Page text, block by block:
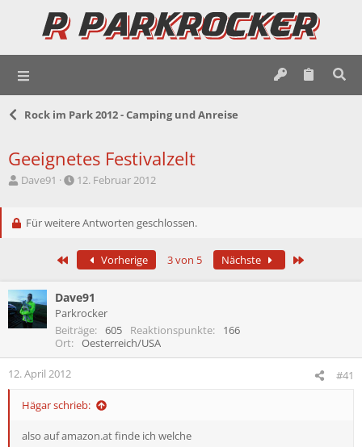
Rock im Park 2012 - Camping und Anreise
Geeignetes Festivalzelt
E
t
r
Dave91
E
t
l
l
a
m
12. Februar 2012
Für weitere Antworten geschlossen.
Erste Vorherige 3 von 5 Nächste
Dave91
Parkrocker
Beiträge
605 Reaktionspunkte
166
Ort
Oesterreich/USA
12. April 2012 #41
Hägar schrieb:
also auf amazon.at finde ich welche